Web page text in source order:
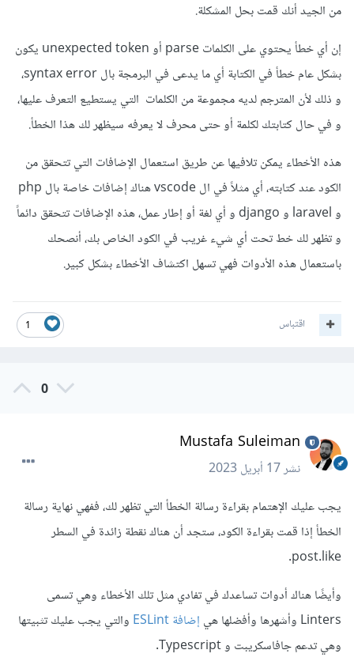
من الجيد أنك قمت بحل المشكلة.
إن أي خطأ يحتوي على الكلمات parse أو unexpected token يكون
بشكل عام خطأ في الكتابة أي ما يدعى في البرمجة بال syntax error،
و ذلك ﻷن المترجم لديه مجموعة من الكلمات التي يستطيع التعرف عليها،
و في حال كتابتك لكلمة أو حتى محرف لا يعرفه سيظهر لك هذا الخطأ.
هذه الأخطاء يمكن تلافيها عن طريق استعمال الإضافات التي تتحقق من
الكود عند كتابته، أي مثلاً في ال vscode هناك إضافات خاصة بال php
و laravel و django و أي لغة أو إطار عمل، هذه الإضافات تتحقق دائماً
و تظهر لك خط تحت أي شيء غريب في الكود الخاص بك، أنصحك
باستعمال هذه الأدوات فهي تسهل اكتشاف الأخطاء بشكل كبير.
1 اقتباس
0
Mustafa Suleiman
نشر17 أبريل 2023
يجب عليك الإهتمام بقراءة رسالة الخطأ التي تظهر لك، ففهي نهاية رسالة
الخطأ إذا قمت بقراءة الكود، ستجد أن هناك نقطة زائدة في السطر
post.like.
وأيضًا هناك أدوات تساعدك في تفادي مثل تلك الأخطاء وهي تسمى
Linters وأشهرها وأفضلها هي
إضافة ESLint
والتي يجب عليك تثبيتها
وهي تدعم جافاسكريبت و Typescript.